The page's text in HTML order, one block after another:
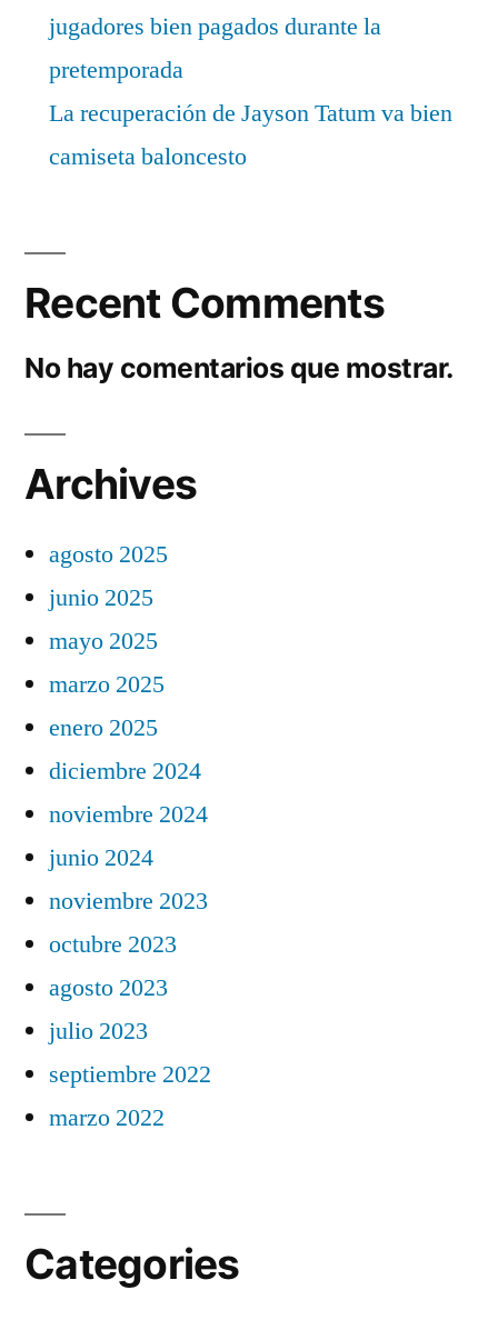
jugadores bien pagados durante la
pretemporada
La recuperación de Jayson Tatum va bien
camiseta baloncesto
Recent Comments
No hay comentarios que mostrar.
Archives
agosto 2025
junio 2025
mayo 2025
marzo 2025
enero 2025
diciembre 2024
noviembre 2024
junio 2024
noviembre 2023
octubre 2023
agosto 2023
julio 2023
septiembre 2022
marzo 2022
Categories